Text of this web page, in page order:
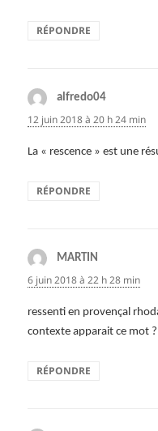
RÉPONDRE
alfredo04
12 juin 2018 à 20 h 24 min
La « rescence » est une
RÉPONDRE
MARTIN
6 juin 2018 à 22 h 28 min
ressenti en provençal
contexte apparait ce mot ?
RÉPONDRE